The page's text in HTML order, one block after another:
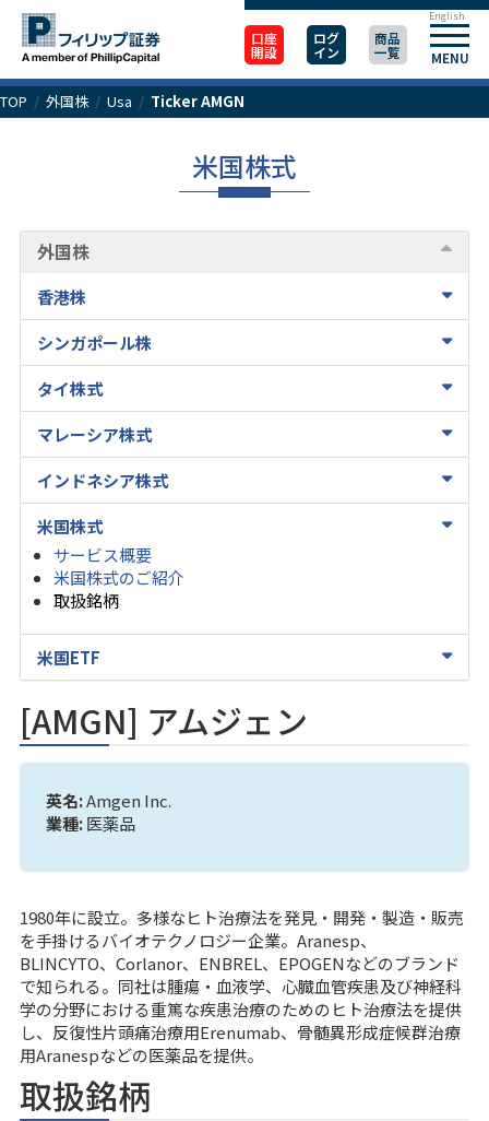
口座
開設
ログ
イン
商品
一覧 MENU
English
TOP / 外国株/ Usa / Ticker AMGN
米国株式
外国株
香港株
シンガポール株
タイ株式
マレーシア株式
インドネシア株式
米国株式
サービス概要
米国株式のご紹介
取扱銘柄
米国ETF
[AMGN] アムジェン
英名:Amgen Inc.
業種:医薬品
1980年に設立。多様なヒト治療法を発見・開発・製造・販売
を手掛けるバイオテクノロジー企業。Aranesp、
BLINCYTO、Corlanor、ENBREL、EPOGENなどのブランド
で知られる。同社は腫瘍・血液学、心臓血管疾患及び神経科
学の分野における重篤な疾患治療のためのヒト治療法を提供
し、反復性片頭痛治療用Erenumab、骨髄異形成症候群治療
用Aranespなどの医薬品を提供。
取扱銘柄